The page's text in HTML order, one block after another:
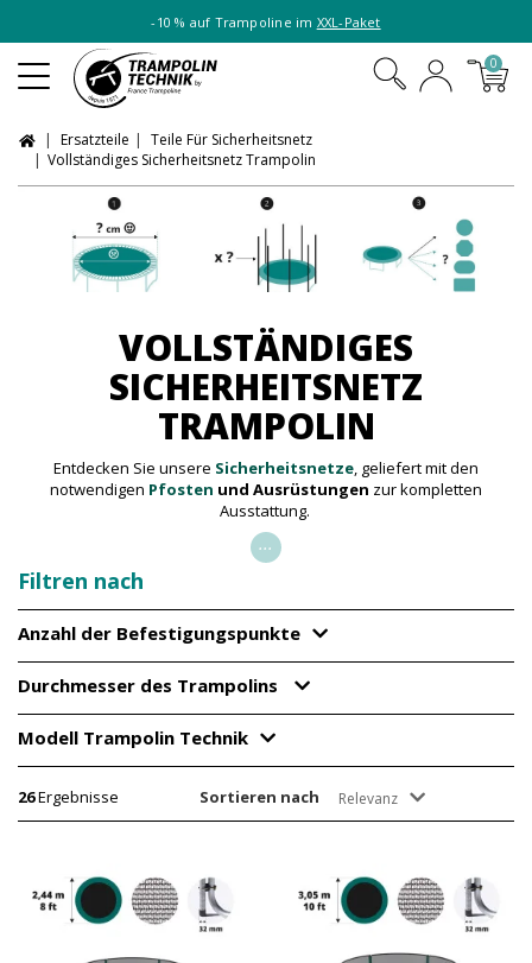
-10 % auf Trampoline im XXL-Paket
0
Ersatzteile
Teile Für Sicherheitsnetz
Vollständiges Sicherheitsnetz Trampolin
VOLLSTÄNDIGES
SICHERHEITSNETZ
TRAMPOLIN
Entdecken Sie unsere Sicherheitsnetze, geliefert mit den
notwendigen Pfosten und Ausrüstungen zur kompletten
Ausstattung.
...
Filtren nach
Anzahl der Befestigungspunkte
Durchmesser des Trampolins
Modell Trampolin Technik
26Ergebnisse Sortieren nach Relevanz